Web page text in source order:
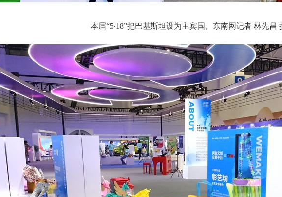
本届“5·18”把巴基斯坦设为主宾国。东南网记者 林先昌